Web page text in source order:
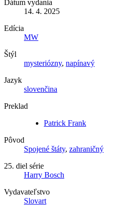
Dátum vydania
14. 4. 2025
Edícia
MW
Štýl
mysteriózny, napínavý
Jazyk
slovenčina
Preklad
Patrick Frank
Pôvod
Spojené štáty, zahraničný
25. diel série
Harry Bosch
Vydavateľstvo
Slovart